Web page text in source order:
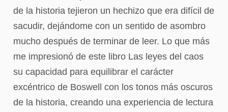
de la historia tejieron un hechizo que era difícil de
sacudir, dejándome con un sentido de asombro
mucho después de terminar de leer. Lo que más
me impresionó de este libro Las leyes del caos
su capacidad para equilibrar el carácter
excéntrico de Boswell con los tonos más oscuros
de la historia, creando una experiencia de lectura